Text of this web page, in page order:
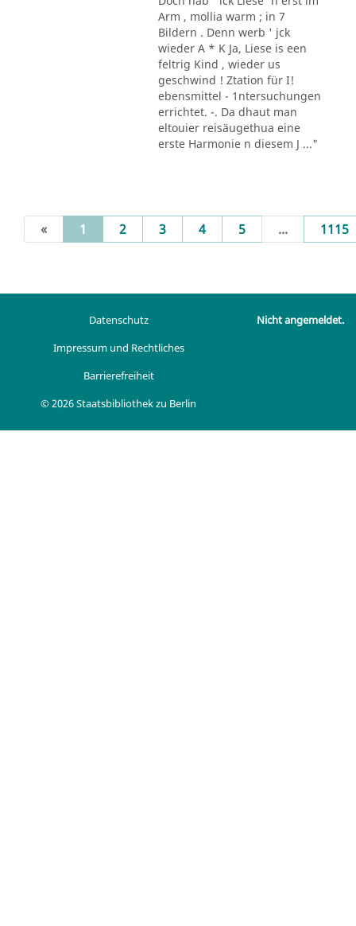
Arm , mollia warm ; in 7
Bildern . Denn werb ' jck
wieder A * K Ja, Liese is een
feltrig Kind , wieder us
geschwind ! Ztation für I!
ebensmittel - 1ntersuchungen
errichtet. -. Da dhaut man
eltouier reisäugethua eine
erste Harmonie n diesem J ..."
« 1 (current)
2 3 4 5 ... 1115
Datenschutz
Impressum und Rechtliches
Barrierefreiheit
© 2026 Staatsbibliothek zu Berlin
Nicht angemeldet.